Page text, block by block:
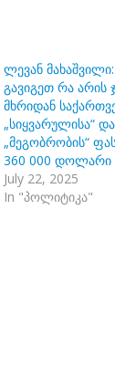
ლევან
გავიგეთ რა არის
მხრიდან
„სიყვარულისა“ და
„მეგობრობის“
360 000 დოლარი
July 22, 2025
In "პოლიტიკა"